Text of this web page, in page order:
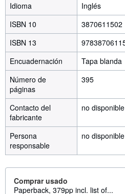
Idioma
Inglés
ISBN 10
3870611502
ISBN 13
Encuadernación
Tapa blanda
Número de
páginas
395
Contacto del
fabricante
no disponible
Persona
responsable
no disponible
Comprar usado
Paperback, 379pp incl. list of...